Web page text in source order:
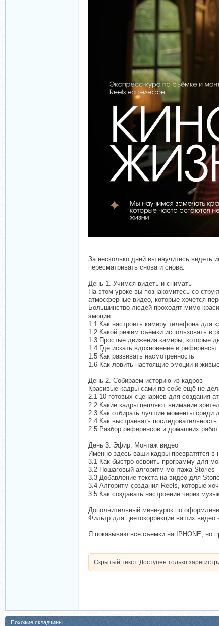
За несколько дней вы научитесь видеть
пересматривать снова и снова.
День 1. Учимся видеть и снимать
На этом уроке вы познакомитесь со
атмосферные видео, которые хочется
Большинство людей проходят мимо
эмоции.
1.1 Как настроить камеру телефона для
1.2 Какой режим съёмки использовать в
1.3 Простые движения камеры, которые
1.4 Где искать вдохновение и референсы
1.5 Как развивать насмотренность
1.6 Как ловить настоящие эмоции и
День 2. Собираем историю из кадров
Красивые кадры сами по себе ещё не
2.1 10 готовых сценариев для создания
2.2 Какие кадры цепляют внимание
2.3 Как отбирать лучшие моменты среди
2.4 Как выстраивать последовательность
2.5 Разбор референсов и домашних работ
День 3. Эфир. Монтаж видео
Именно здесь ваши кадры превратятся в
3.1 Как быстро освоить программу для
3.2 Пошаговый алгоритм монтажа Stories
3.3 Добавление текста на видео для
3.4 Алгоритм создания Reels, которые
3.5 Как создавать настроение через
Дополнительный мини-урок по
Фильтр для цветокоррекции ваших видео
Я показываю все съемки на IPHONE, но
Скрытый текст. Доступен только
Похожие складчины